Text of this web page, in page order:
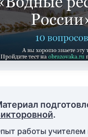
.
работы учителем